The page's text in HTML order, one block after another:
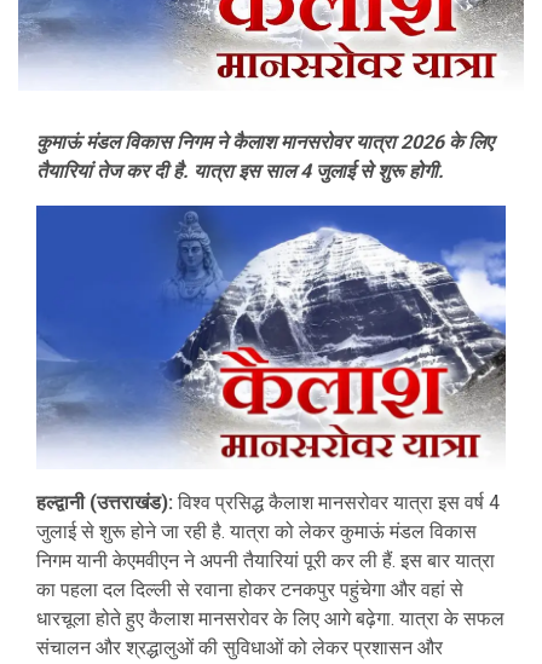
कुमाऊं मंडल विकास निगम ने कैलाश मानसरोवर यात्रा 2026 के लिए
तैयारियां तेज कर दी है. यात्रा इस साल 4 जुलाई से शुरू होगी.
हल्द्वानी (उत्तराखंड): विश्व प्रसिद्ध कैलाश मानसरोवर यात्रा इस वर्ष 4
जुलाई से शुरू होने जा रही है. यात्रा को लेकर कुमाऊं मंडल विकास
निगम यानी केएमवीएन ने अपनी तैयारियां पूरी कर ली हैं. इस बार यात्रा
का पहला दल दिल्ली से रवाना होकर टनकपुर पहुंचेगा और वहां से
धारचूला होते हुए कैलाश मानसरोवर के लिए आगे बढ़ेगा. यात्रा के सफल
संचालन और श्रद्धालुओं की सुविधाओं को लेकर प्रशासन और